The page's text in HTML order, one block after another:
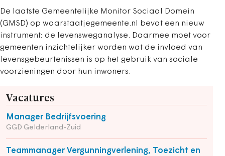
De laatste Gemeentelijke Monitor Sociaal Domein
(GMSD) op waarstaatjegemeente.nl bevat een nieuw
instrument: de levensweganalyse. Daarmee moet voor
gemeenten inzichtelijker worden wat de invloed van
levensgebeurtenissen is op het gebruik van sociale
voorzieningen door hun inwoners.
Vacatures
Manager Bedrijfsvoering
GGD Gelderland-Zuid
Teammanager Vergunningverlening, Toezicht en